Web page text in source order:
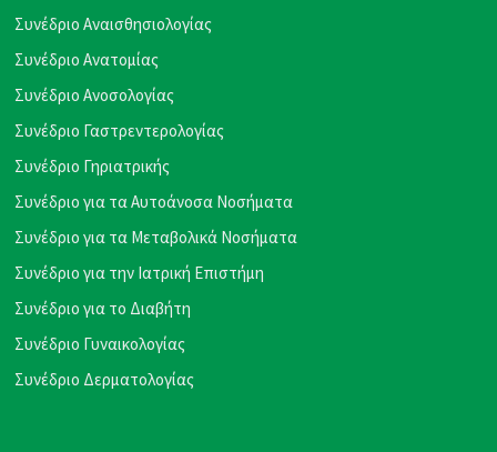
Συνέδριο Αναισθησιολογίας
Συνέδριο Ανατομίας
Συνέδριο Ανοσολογίας
Συνέδριο Γαστρεντερολογίας
Συνέδριο Γηριατρικής
Συνέδριο για τα Αυτοάνοσα Νοσήματα
Συνέδριο για τα Μεταβολικά Νοσήματα
Συνέδριο για την Ιατρική Επιστήμη
Συνέδριο για το Διαβήτη
Συνέδριο Γυναικολογίας
Συνέδριο Δερματολογίας